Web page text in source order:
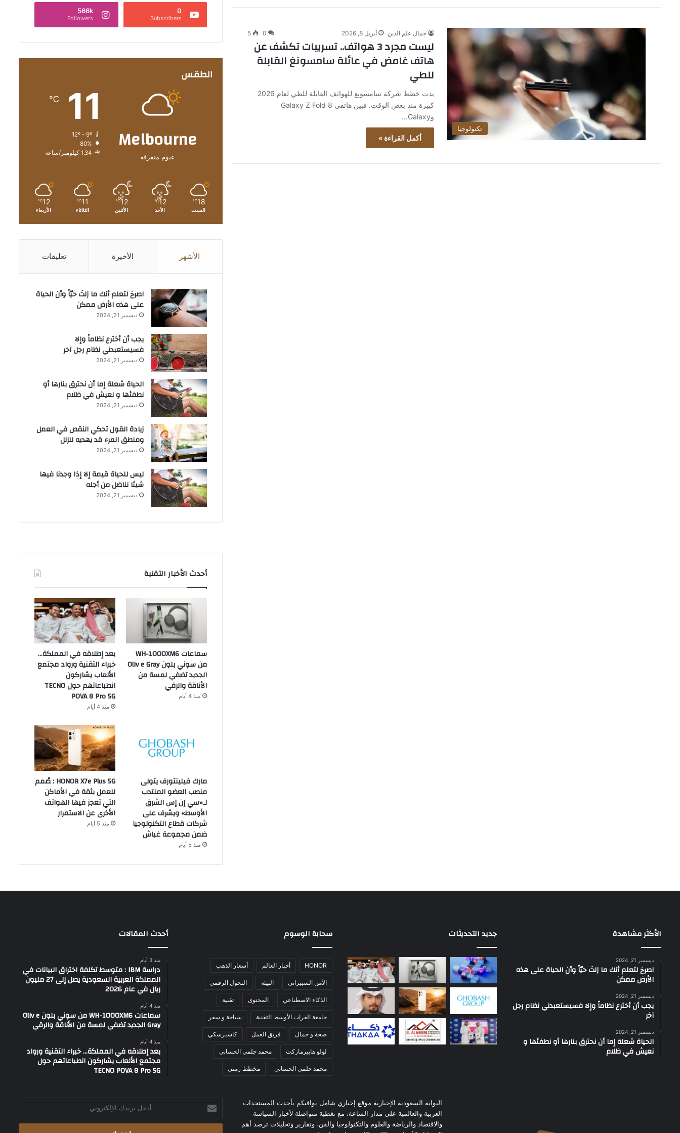
تكنولوجيا
جمال علم الدين أبريل 8, 2026 0
5
ليست مجرد 3 هواتف.. تسريبات تكشف عن
هاتف غامض في عائلة سامسونغ القابلة
للطي
بدت خطط شركة سامسونغ للهواتف القابلة للطي لعام 2026
كبيرة منذ بعض الوقت. فبين هاتفي Galaxy Z Fold 8
وGalaxy…
أكمل القراءة »
0
Subscribers
566k
Followers
الطقس
Melbourne
غيوم متفرقة
11
℃
12º - 9º
80%
1.34 كيلومتر/ساعة
18
℃
السبت
12
℃
الأحد
12
℃
الأثنين
11
℃
الثلاثاء
12
℃
الأربعاء
الأشهر الأخيرة تعليقات
‫اصرخ لتعلم أنك ما زلتَ حيّاً وأن الحياة
على هذه الأرض ممكن
ديسمبر 21, 2024
يجب أن أخترع نظاماً وإلا
فسيستعبدني نظام رجل آخر
ديسمبر 21, 2024
الحياة شعلة إما أن نحترق بنارها أو
نطفئها و نعيش في ظلام
ديسمبر 21, 2024
زيادة القول تحكي النقص في العمل
ومنطق المرء قد يهديه للزلل
ديسمبر 21, 2024
ليس للحياة قيمة إلا إذا وجدنا فيها
شيئا نناضل من أجله
ديسمبر 21, 2024
أحدث الأخبار التقنية
سماعات WH-1000XM6
من سوني بلون Oliv e Gray
الجديد تضفي لمسة من
الأناقة والرقي
منذ 4 أيام
بعد إطلاقه في المملكة…
خبراء التقنية ورواد مجتمع
الألعاب يشاركون
انطباعاتهم حول TECNO
POVA 8 Pro 5G
منذ 4 أيام
مارك فيلينتورف يتولى
منصب العضو المنتدب
لـ«سي إن إس الشرق
الأوسط» ويشرف على
شركات قطاع التكنولوجيا
ضمن مجموعة غباش
منذ 5 أيام
HONOR X7e Plus 5G : صُمم
للعمل بثقة في الأماكن
التي تعجز فيها الهواتف
الأخرى عن الاستمرار
منذ 5 أيام
الأكثر مشاهدة
ديسمبر 21, 2024
‫اصرخ لتعلم أنك ما زلتَ حيّاً وأن الحياة على هذه
الأرض ممكن
ديسمبر 21, 2024
يجب أن أخترع نظاماً وإلا فسيستعبدني نظام رجل
آخر
ديسمبر 21, 2024
الحياة شعلة إما أن نحترق بنارها أو نطفئها و
نعيش في ظلام
جديد التحديثات سحابة الوسوم
HONOR أخبار العالم أسعار الذهب
الأمن السيبراني البيئة التحول الرقمي
الذكاء الاصطناعي المحتوى تقنية
جامعة الفرات الأوسط التقنية سياحة و سفر
صحة و جمال فريق العمل كاسبرسكي
لولو هايبرماركت محمد جلمي الحساني
محمد حلمي الحساني مخطط زمني
أحدث المقالات
منذ 3 أيام
دراسة IBM : متوسط تكلفة اختراق البيانات في
المملكة العربية السعودية يصل إلى 27 مليون
ريال في عام 2026
منذ 4 أيام
سماعات WH-1000XM6 من سوني بلون Oliv e
Gray الجديد تضفي لمسة من الأناقة والرقي
منذ 4 أيام
بعد إطلاقه في المملكة… خبراء التقنية ورواد
مجتمع الألعاب يشاركون انطباعاتهم حول
TECNO POVA 8 Pro 5G
البوابة السعودية الإخبارية موقع إخباري شامل يوافيكم بأحدث المستجدات
العربية والعالمية على مدار الساعة، مع تغطية متواصلة لأخبار السياسة
والاقتصاد والرياضة والعلوم والتكنولوجيا والفن، وتقارير وتحليلات ترصد أهم
بريدك
الإلكتروني